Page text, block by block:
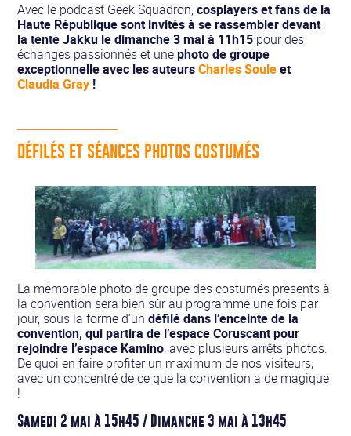
Avec le podcast Geek Squadron,cosplayers et fans de la
Haute République sont invités à se rassembler devant
la tente Jakku le dimanche 3 mai à 11h15 pour des
échanges passionnés et unephoto de groupe
exceptionnelle avec les auteursCharles Souleet
Claudia Gray !
DÉFILÉS ET SÉANCES PHOTOS COSTUMÉS
La mémorable photo de groupe des costumés présents à
la convention sera bien sûr au programme une fois par
jour, sous la forme d’undéfilé dans l’enceinte de la
convention, qui partira de l’espace Coruscant pour
rejoindre l’espace Kamino, avec plusieurs arrêts photos.
De quoi en faire profiter un maximum de nos visiteurs,
avec un concentré de ce que la convention a de magique
!
Samedi 2 mai à 15h45 / Dimanche 3 mai à 13h45